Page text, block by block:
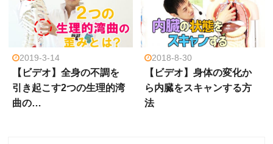
2019-3-14
【ビデオ】全身の不調を
引き起こす2つの生理的湾
曲の…
2018-8-30
【ビデオ】身体の変化か
ら内臓をスキャンする方
法